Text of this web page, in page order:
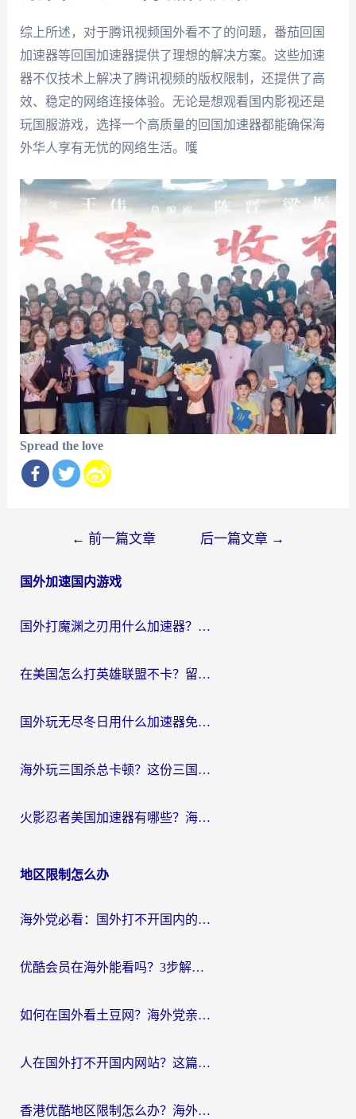
综上所述，对于腾讯视频国外看不了的问题，番茄回国
加速器等回国加速器提供了理想的解决方案。这些加速
器不仅技术上解决了腾讯视频的版权限制，还提供了高
效、稳定的网络连接体验。无论是想观看国内影视还是
玩国服游戏，选择一个高质量的回国加速器都能确保海
外华人享有无忧的网络生活。嚄
Spread the love
导
← 前一篇文章 后一篇文章 →
国外加速国内游戏
国外打魔渊之刃用什么加速器？2026海外玩家国服游戏加速全攻略（附闪耀暖暖&复苏的魔女避坑指南）
在美国怎么打英雄联盟不卡？留学生亲测的国服游戏加速全攻略
国外玩无尽冬日用什么加速器免费？海外党国服游戏加速避坑指南
海外玩三国杀总卡顿？这份三国杀游戏加速器指南帮你告别延迟烦恼
火影忍者美国加速器有哪些？海外党亲测的国服游戏加速全攻略（含菲律宾玩三国之刃守望黎明技巧）
地区限制怎么办
海外党必看：国外打不开国内的app怎么办？3步解决你的乡愁
优酷会员在海外能看吗？3步解决海外追剧难题，附实测好用加速器推荐
如何在国外看土豆网？海外党亲测有效的追剧加速器选择指南
人在国外打不开国内网站？这篇攻略帮你无缝解锁国内资源（附交管12123使用技巧）
香港优酷地区限制怎么办？海外党亲测有效的追剧解决方案